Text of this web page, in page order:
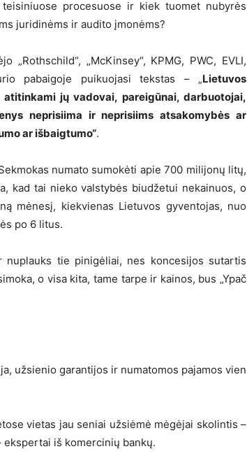
procesuose ir kiek tuomet nubyrės
juridinėms ir audito įmonėms?
„McKinsey“, KPMG, PWC, EVLI,
pabaigoje puikuojasi tekstas – „Lietuvos
jų vadovai, pareigūnai, darbuotojai,
neprisiima ir neprisiims atsakomybės ar
ar išbaigtumo“.
numato sumokėti apie 700 milijonų litų,
kad tai nieko valstybės biudžetui nekainuos, o
mėnesį, kiekvienas Lietuvos gyventojas, nuo
po 6 litus.
tie pinigėliai, nes koncesijos sutartis
o visa kita, tame tarpe ir kainos, bus „Ypač
užsienio garantijos ir numatomos pajamos vien
vietas jau seniai užsiėmė mėgėjai skolintis –
iš komercinių bankų.